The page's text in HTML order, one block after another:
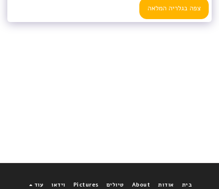
צפה בגלריה המלאה
בית אודות About טיולים Pictures וידאו עוד